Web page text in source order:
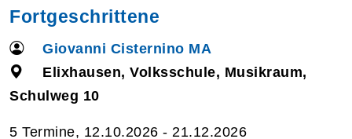
Fortgeschrittene
Giovanni Cisternino MA
Elixhausen, Volksschule, Musikraum,
Schulweg 10
5 Termine, 12.10.2026 - 21.12.2026